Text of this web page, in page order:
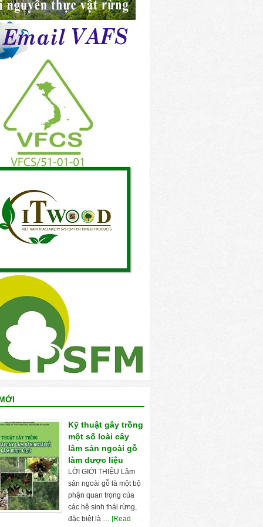
Kỹ thuật gây trồng
một số loài cây
lâm sản ngoài gỗ
làm dược liệu
LỜI GIỚI THIỆU Lâm
sản ngoài gỗ là một bộ
phận quan trọng của
các hệ sinh thái rừng,
đặc biệt là … [Read